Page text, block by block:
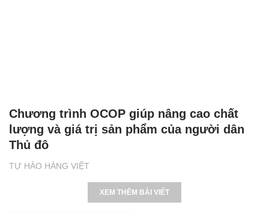
TỰ HÀO HÀNG VIỆT
Chương trình OCOP giúp nâng cao chất
lượng và giá trị sản phẩm của người dân
Thủ đô
XEM THÊM BÀI VIẾT